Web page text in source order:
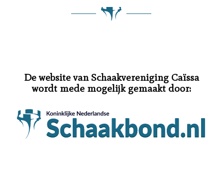
De website van Schaakvereniging Caïssa
wordt mede mogelijk gemaakt door: